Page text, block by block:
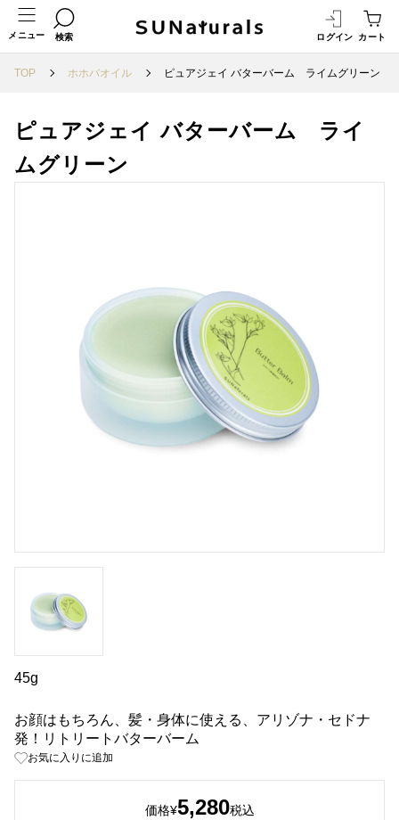
メニュー 検索 ログイン カート
TOP ホホバオイル ピュアジェイ バターバーム ライムグリーン
ピュアジェイ バターバーム ライ
ムグリーン
45g
お顔はもちろん、髪・身体に使える、アリゾナ・セドナ
発！リトリートバターバーム
お気に入りに追加
価格¥5,280税込